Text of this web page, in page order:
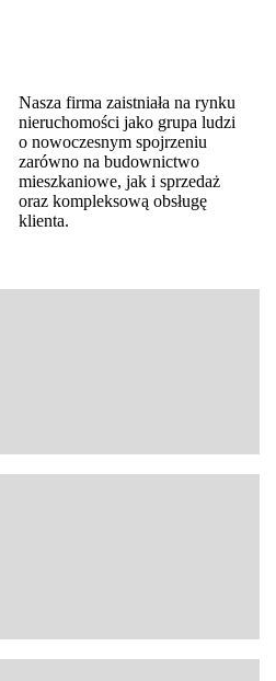
Nasza firma zaistniała na rynku
nieruchomości jako grupa ludzi
o nowoczesnym spojrzeniu
zarówno na budownictwo
mieszkaniowe, jak i sprzedaż
oraz kompleksową obsługę
klienta.